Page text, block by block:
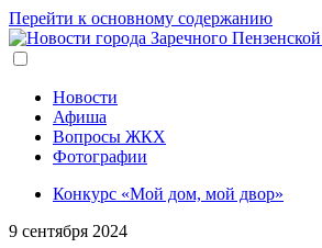
Перейти к основному содержанию
Новости
Афиша
Вопросы ЖКХ
Фотографии
Конкурс «Мой дом, мой двор»
9 сентября 2024